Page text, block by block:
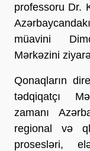
professoru Dr.
müavini
Mərkəzini
Qonaqların
tədqiqatçı
zamanı
regional və
prosesləri,